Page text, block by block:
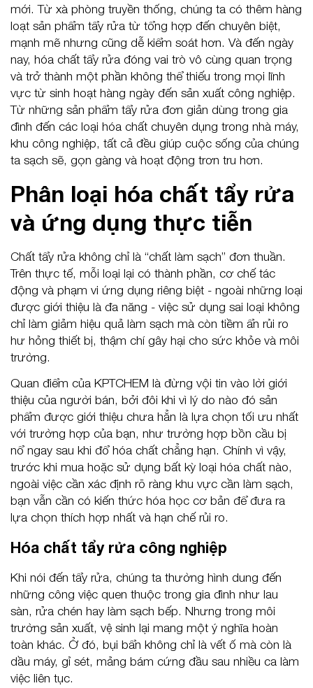
mới. Từ xà phòng truyền thống, chúng ta có thêm hàng
loạt sản phẩm tẩy rửa từ tổng hợp đến chuyên biệt,
mạnh mẽ nhưng cũng dễ kiểm soát hơn. Và đến ngày
nay, hóa chất tẩy rửa đóng vai trò vô cùng quan trọng
và trở thành một phần không thể thiếu trong mọi lĩnh
vực từ sinh hoạt hàng ngày đến sản xuất công nghiệp.
Từ những sản phẩm tẩy rửa đơn giản dùng trong gia
đình đến các loại hóa chất chuyên dụng trong nhà máy,
khu công nghiệp, tất cả đều giúp cuộc sống của chúng
ta sạch sẽ, gọn gàng và hoạt động trơn tru hơn.
Phân loại hóa chất tẩy rửa
và ứng dụng thực tiễn
Chất tẩy rửa không chỉ là “chất làm sạch” đơn thuần.
Trên thực tế, mỗi loại lại có thành phần, cơ chế tác
động và phạm vi ứng dụng riêng biệt - ngoài những loại
được giới thiệu là đa năng - việc sử dụng sai loại không
chỉ làm giảm hiệu quả làm sạch mà còn tiềm ẩn rủi ro
hư hỏng thiết bị, thậm chí gây hại cho sức khỏe và môi
trường.
Quan điểm của KPTCHEM là đừng vội tin vào lời giới
thiệu của người bán, bởi đôi khi vì lý do nào đó sản
phẩm được giới thiệu chưa hẳn là lựa chọn tối ưu nhất
với trường hợp của bạn, như trường hợp bồn cầu bị
nổ ngay sau khi đổ hóa chất chẳng hạn. Chính vì vậy,
trước khi mua hoặc sử dụng bất kỳ loại hóa chất nào,
ngoài việc cần xác định rõ ràng khu vực cần làm sạch,
bạn vẫn cần có kiến thức hóa học cơ bản để đưa ra
lựa chọn thích hợp nhất và hạn chế rủi ro.
Hóa chất tẩy rửa công nghiệp
Khi nói đến tẩy rửa, chúng ta thường hình dung đến
những công việc quen thuộc trong gia đình như lau
sàn, rửa chén hay làm sạch bếp. Nhưng trong môi
trường sản xuất, vệ sinh lại mang một ý nghĩa hoàn
toàn khác. Ở đó, bụi bẩn không chỉ là vết ố mà còn là
dầu máy, gỉ sét, mảng bám cứng đầu sau nhiều ca làm
việc liên tục.